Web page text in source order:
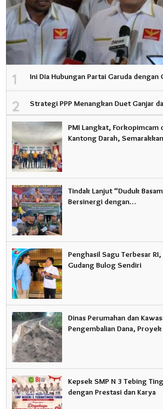
1 Ini Dia Hubungan Partai Garuda dengan
2 Strategi PPP Menangkan Duet Ganjar
PMI Langkat, Forkopimcam
Kantong Darah,
Tindak Lanjut “Duduk
Bersinergi dengan…
Penghasil Sagu Terbesar
Gudang Bulog Sendiri
Dinas Perumahan dan
Pengembalian Dana,
Kepsek SMP N 3 Tebing
dengan Prestasi dan Karya